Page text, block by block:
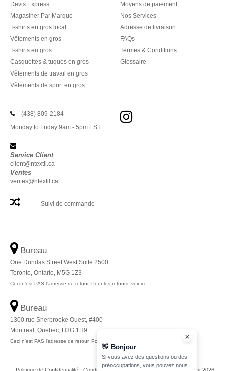
Devis Express
Magasiner Par Marque
T-shirts en gros local
Vêtements en gros
T-shirts en gros
Casquettes & tuques en gros
Vêtements de travail en gros
Vêtements de sport en gros
Moyens de paiement
Nos Services
Adresse de livraison
FAQs
Termes & Conditions
Glossaire
(438) 809-2184
Monday to Friday 9am - 5pm EST
Service Client
client@ntextil.ca
Ventes
ventes@ntextil.ca
Suivi de commande
Bureau
One Dundas Street West Suite 2500
Toronto, Ontario, M5G 1Z3
Ceci n'est PAS l'adresse de retour. Pour les retours, voir ici
Bureau
1300 rue Sherbrooke Ouest, #400
Montreal, Quebec, H3G 1H9
Ceci n'est PAS l'adresse de retour. Pour les retours, voir ici
👋 Bonjour
Si vous avez des questions ou des
préoccupations, vous pouvez nous